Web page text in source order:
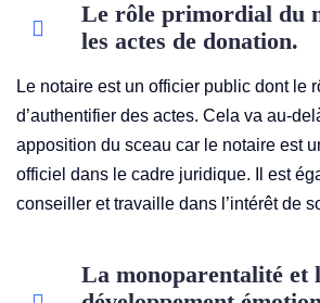
Le rôle primordial du
les actes de donation.
Le notaire est un officier public dont le
d’authentifier des actes. Cela va au-
apposition du sceau car le notaire est
officiel dans le cadre juridique. Il est
conseiller et travaille dans l’intérêt de
La monoparentalité et